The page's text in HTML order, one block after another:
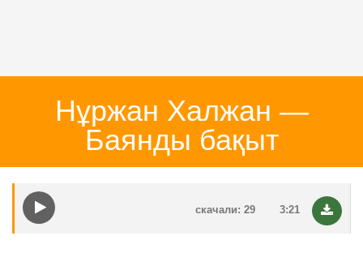
Нұржан Халжан —
Баянды бақыт
3:21
скачали: 29